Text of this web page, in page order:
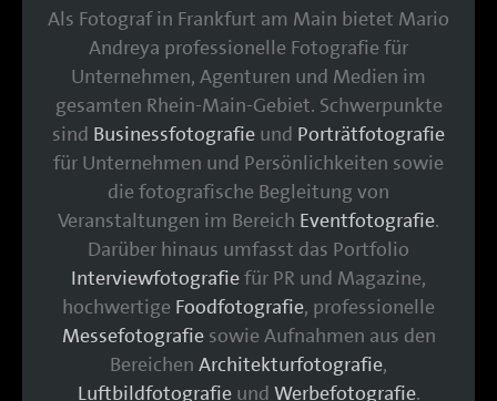
Als Fotograf in Frankfurt am Main bietet Mario
Andreya professionelle Fotografie für
Unternehmen, Agenturen und Medien im
gesamten Rhein-Main-Gebiet. Schwerpunkte
sind Businessfotografie und Porträtfotografie
für Unternehmen und Persönlichkeiten sowie
die fotografische Begleitung von
Veranstaltungen im Bereich Eventfotografie.
Darüber hinaus umfasst das Portfolio
Interviewfotografiefür PR und Magazine,
hochwertige Foodfotografie, professionelle
Messefotografiesowie Aufnahmen aus den
Bereichen Architekturfotografie,
Luftbildfotografieund Werbefotografie.